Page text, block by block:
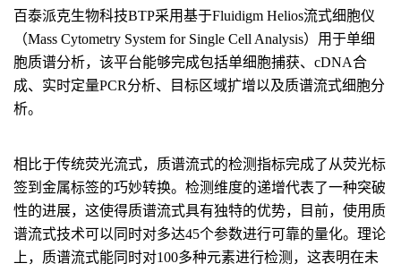
百泰派克生物科技BTP采用基于Fluidigm Helios流式细胞仪
（Mass Cytometry System for Single Cell Analysis）用于单细
胞质谱分析，该平台能够完成包括单细胞捕获、cDNA合
成、实时定量PCR分析、目标区域扩增以及质谱流式细胞分
析。
相比于传统荧光流式，质谱流式的检测指标完成了从荧光标
签到金属标签的巧妙转换。检测维度的递增代表了一种突破
性的进展，这使得质谱流式具有独特的优势，目前，使用质
谱流式技术可以同时对多达45个参数进行可靠的量化。理论
上，质谱流式能同时对100多种元素进行检测，这表明在未